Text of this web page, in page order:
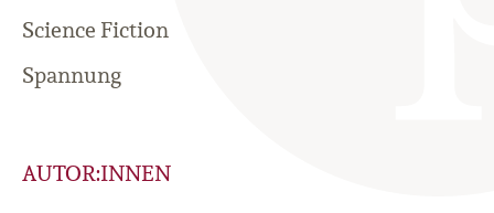
Science Fiction
Spannung
AUTOR:INNEN